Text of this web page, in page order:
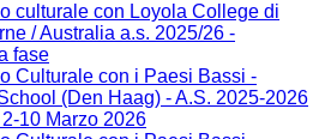
culturale con Loyola College di
/ Australia a.s. 2025/26 -
fase
Culturale con i Paesi Bassi -
(Den Haag) - A.S. 2025-2026
2-10 Marzo 2026